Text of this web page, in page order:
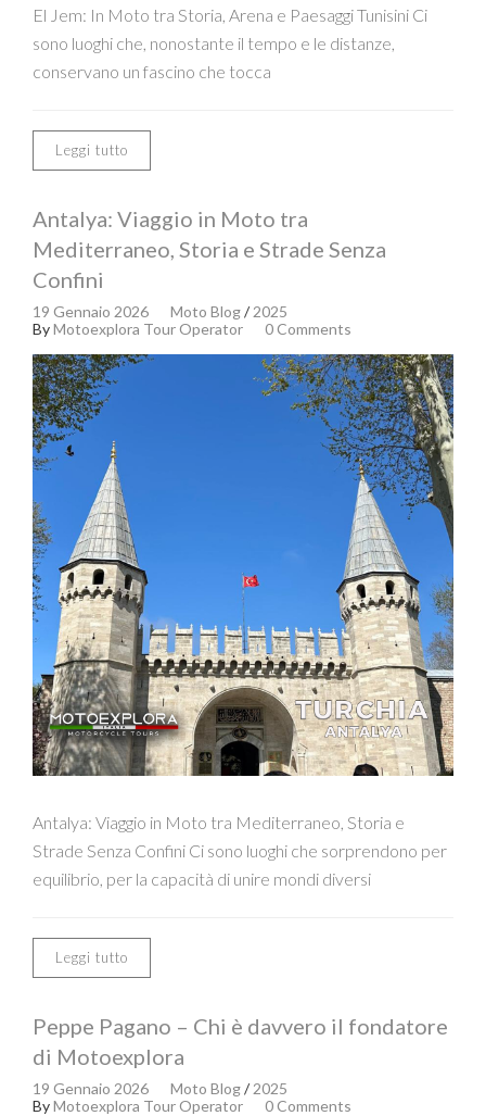
El Jem: In Moto tra Storia, Arena e Paesaggi Tunisini Ci
sono luoghi che, nonostante il tempo e le distanze,
conservano un fascino che tocca
Leggi tutto
Antalya: Viaggio in Moto tra
Mediterraneo, Storia e Strade Senza
Confini
19 Gennaio 2026 Moto Blog/2025
ByMotoexplora Tour Operator 0 Comments
Antalya: Viaggio in Moto tra Mediterraneo, Storia e
Strade Senza Confini Ci sono luoghi che sorprendono per
equilibrio, per la capacità di unire mondi diversi
Leggi tutto
Peppe Pagano – Chi è davvero il fondatore
di Motoexplora
19 Gennaio 2026 Moto Blog/2025
ByMotoexplora Tour Operator 0 Comments